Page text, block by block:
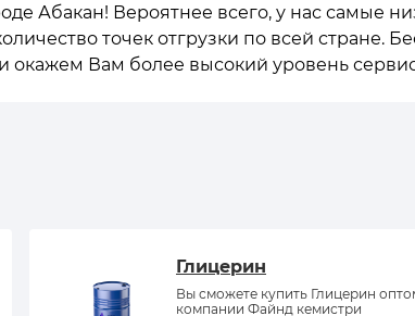
Абакан! Вероятнее всего, у нас самые
точек отгрузки по всей стране.
окажем Вам более высокий уровень
Глицерин
Вы сможете купить Глицерин
компании Файнд кемистри